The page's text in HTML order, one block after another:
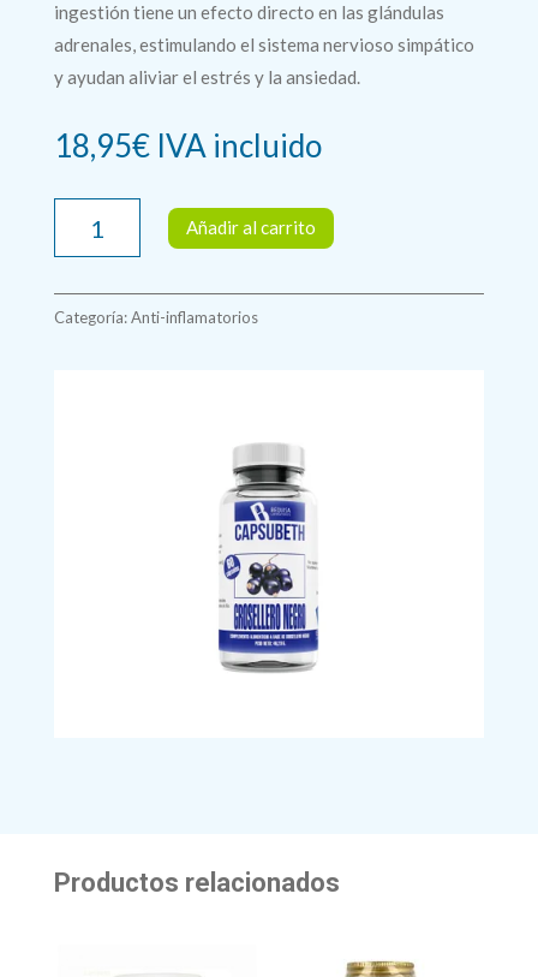
ingestión tiene un efecto directo en las glándulas
adrenales, estimulando el sistema nervioso simpático
y ayudan aliviar el estrés y la ansiedad.
18,95€ IVA incluido
GROSELLERO
NEGRO
200
Añadir al carrito
Categoría:Anti-inflamatorios
Productos relacionados